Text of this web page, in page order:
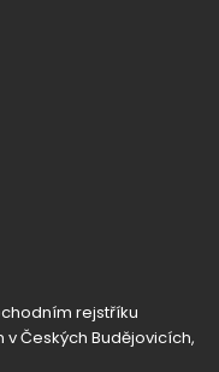
rejstříku
Českých Budějovicích,